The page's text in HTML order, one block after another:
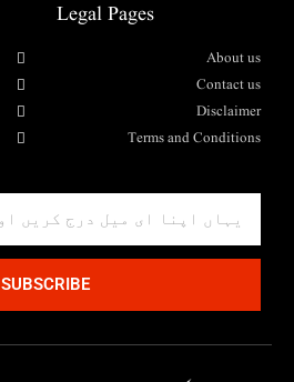
Legal Pages
About us
Contact us
Disclaimer
Terms and Conditions
SUBSCRIBE